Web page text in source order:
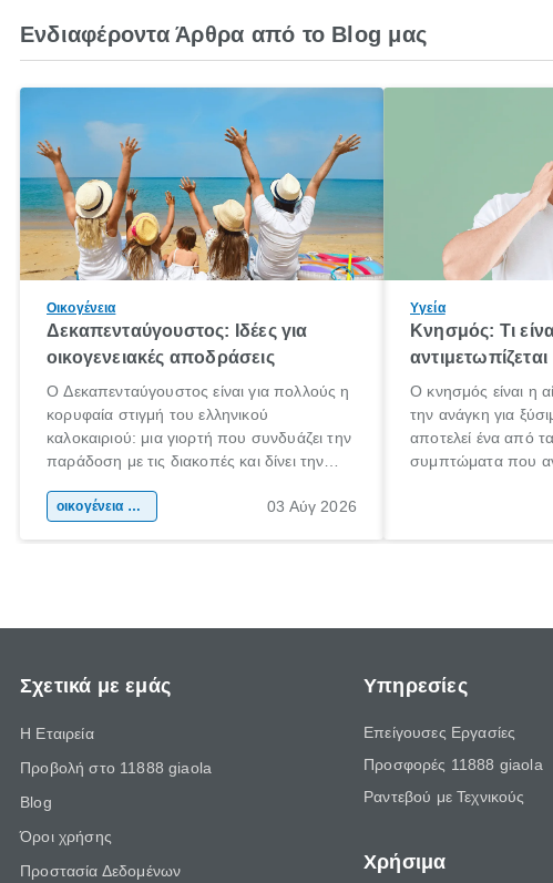
Ενδιαφέροντα Άρθρα από το Blog μας
Οικογένεια
Δεκαπενταύγουστος: Ιδέες για
οικογενειακές αποδράσεις
Ο Δεκαπενταύγουστος είναι για πολλούς η
κορυφαία στιγμή του ελληνικού
καλοκαιριού: μια γιορτή που συνδυάζει την
παράδοση με τις διακοπές και δίνει την
χώρας. Είτε πρόκειται για λίγες μέρες
οικογένεια & παιδί 03 Αύγ 2026
Υγεία
Κνησμός: Τι
αντιμετωπίζεται
Ο κνησμός είναι η
την ανάγκη για
αποτελεί ένα από
συμπτώματα που
πληροφορίες για
Σχετικά με εμάς
Η Εταιρεία
Προβολή στο 11888 giaola
Blog
Όροι χρήσης
Προστασία Δεδομένων
Υπηρεσίες
Επείγουσες Εργασίες
Προσφορές 11888 giaola
Ραντεβού με Τεχνικούς
Χρήσιμα